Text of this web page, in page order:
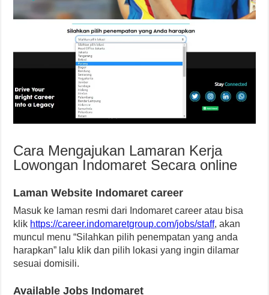
Cara Mengajukan Lamaran Kerja
Lowongan Indomaret Secara online
Laman Website Indomaret career
Masuk ke laman resmi dari Indomaret career atau bisa
klik https://career.indomaretgroup.com/jobs/staff, akan
muncul menu “Silahkan pilih penempatan yang anda
harapkan” lalu klik dan pilih lokasi yang ingin dilamar
sesuai domisili.
Available Jobs Indomaret